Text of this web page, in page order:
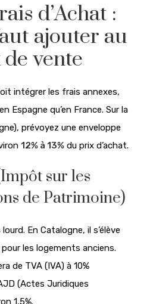
d’Achat :
ajouter au
vente
intégrer les frais annexes,
Espagne qu’en France. Sur la
prévoyez une enveloppe
12% à 13% du prix d’achat.
sur les
de Patrimoine)
En Catalogne, il s’élève
pour les logements anciens.
de TVA (IVA) à 10%
(Actes Juridiques
1,5%.